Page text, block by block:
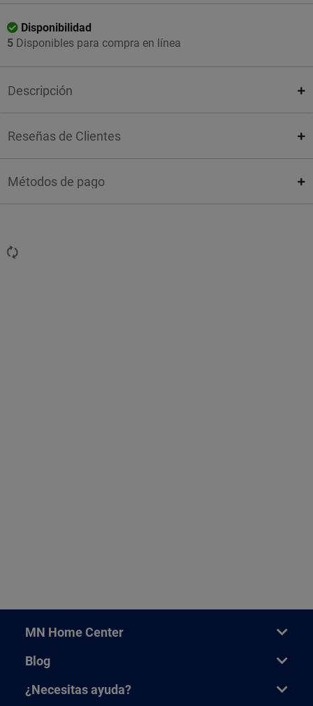
Disponibilidad
5 Disponibles para compra en línea
Descripción
Reseñas de Clientes
Métodos de pago
MN Home Center
Blog
¿Necesitas ayuda?